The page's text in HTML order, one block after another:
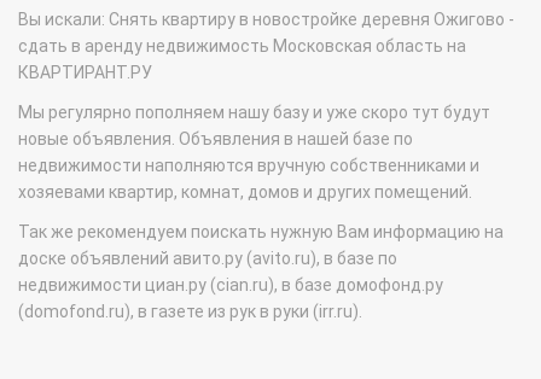
Вы искали: Снять квартиру в новостройке деревня Ожигово -
сдать в аренду недвижимость Московская область на
КВАРТИРАНТ.РУ
Мы регулярно пополняем нашу базу и уже скоро тут будут
новые объявления. Объявления в нашей базе по
недвижимости наполняются вручную собственниками и
хозяевами квартир, комнат, домов и других помещений.
Так же рекомендуем поискать нужную Вам информацию на
доске объявлений авито.ру (avito.ru), в базе по
недвижимости циан.ру (cian.ru), в базе домофонд.ру
(domofond.ru), в газете из рук в руки (irr.ru).